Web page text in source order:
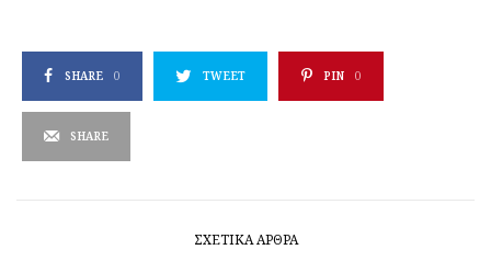
SHARE 0 TWEET PIN 0
SHARE
ΣΧΕΤΙΚΆ ΆΡΘΡΑ